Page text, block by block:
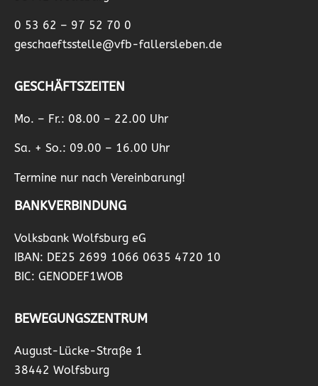
0 53 62 – 97 52 70 0
geschaeftsstelle@vfb-fallersleben.de
GESCHÄFTSZEITEN
Mo. – Fr.: 08.00 – 22.00 Uhr
Sa. + So.: 09.00 – 16.00 Uhr
Termine nur nach Vereinbarung!
BANKVERBINDUNG
Volksbank Wolfsburg eG
IBAN: DE25 2699 1066 0635 4720 10
BIC: GENODEF1WOB
BEWEGUNGSZENTRUM
August-Lücke-Straße 1
38442 Wolfsburg